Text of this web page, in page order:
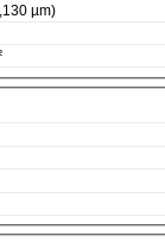
µm)